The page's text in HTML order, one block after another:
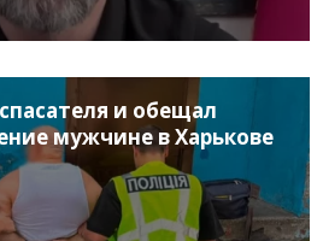
и обещал
мужчине в Харькове